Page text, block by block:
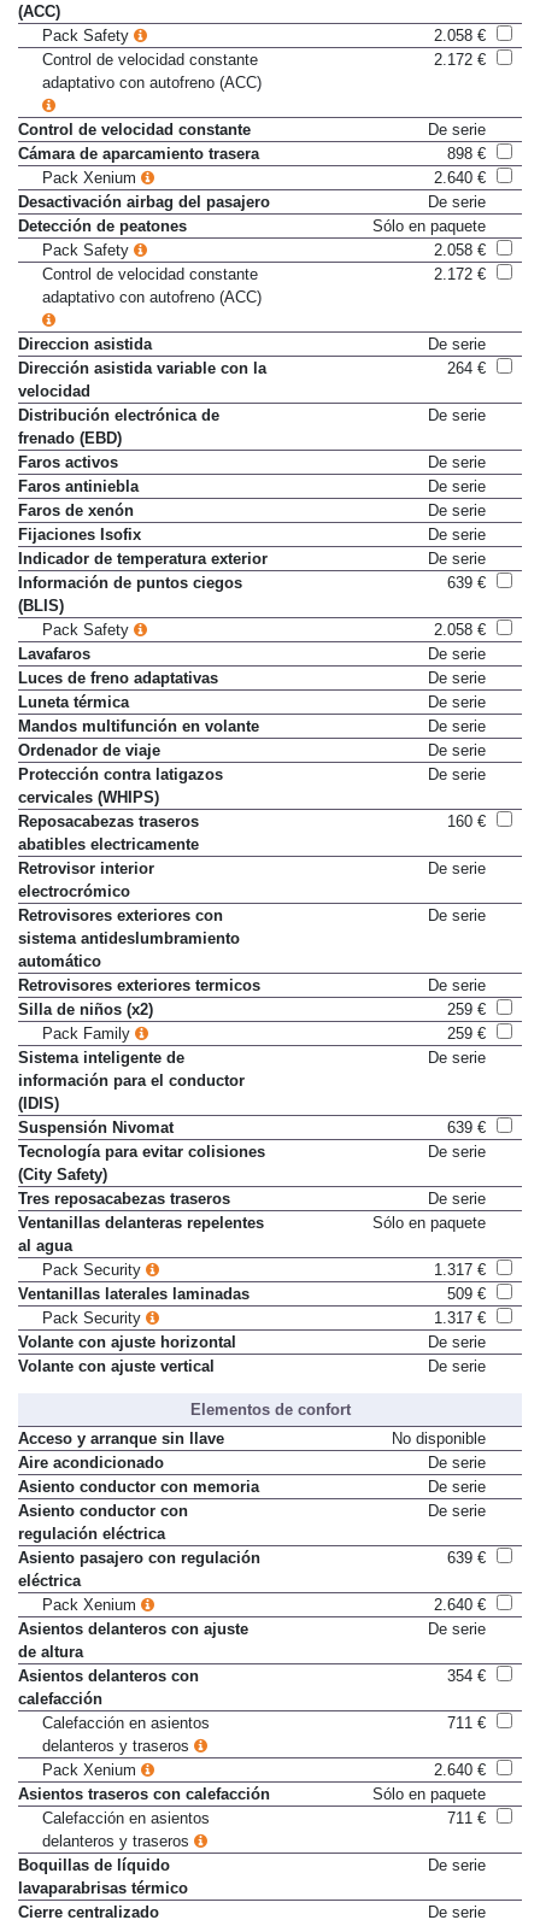
(ACC)
Pack Safety
2.058 €
Control de velocidad constante
adaptativo con autofreno (ACC)
2.172 €
Control de velocidad constante
De serie
Cámara de aparcamiento trasera
898 €
Pack Xenium
2.640 €
Desactivación airbag del pasajero
De serie
Detección de peatones
Sólo en paquete
Pack Safety
2.058 €
Control de velocidad constante
adaptativo con autofreno (ACC)
2.172 €
Direccion asistida
De serie
Dirección asistida variable con la
velocidad
264 €
Distribución electrónica de
frenado (EBD)
De serie
Faros activos
De serie
Faros antiniebla
De serie
Faros de xenón
De serie
Fijaciones Isofix
De serie
Indicador de temperatura exterior
De serie
Información de puntos ciegos
(BLIS)
639 €
Pack Safety
2.058 €
Lavafaros
De serie
Luces de freno adaptativas
De serie
Luneta térmica
De serie
Mandos multifunción en volante
De serie
Ordenador de viaje
De serie
Protección contra latigazos
cervicales (WHIPS)
De serie
Reposacabezas traseros
abatibles electricamente
160 €
Retrovisor interior
electrocrómico
De serie
Retrovisores exteriores con
sistema antideslumbramiento
automático
De serie
Retrovisores exteriores termicos
De serie
Silla de niños (x2)
259 €
Pack Family
259 €
Sistema inteligente de
información para el conductor
(IDIS)
De serie
Suspensión Nivomat
639 €
Tecnología para evitar colisiones
(City Safety)
De serie
Tres reposacabezas traseros
De serie
Ventanillas delanteras repelentes
al agua
Sólo en paquete
Pack Security
1.317 €
Ventanillas laterales laminadas
509 €
Pack Security
1.317 €
Volante con ajuste horizontal
De serie
Volante con ajuste vertical
De serie
Elementos de confort
Acceso y arranque sin llave
No disponible
Aire acondicionado
De serie
Asiento conductor con memoria
De serie
Asiento conductor con
regulación eléctrica
De serie
Asiento pasajero con regulación
eléctrica
639 €
Pack Xenium
2.640 €
Asientos delanteros con ajuste
de altura
De serie
Asientos delanteros con
calefacción
354 €
Calefacción en asientos
delanteros y traseros
711 €
Pack Xenium
2.640 €
Asientos traseros con calefacción
Sólo en paquete
Calefacción en asientos
delanteros y traseros
711 €
Boquillas de líquido
lavaparabrisas térmico
De serie
Cierre centralizado De serie